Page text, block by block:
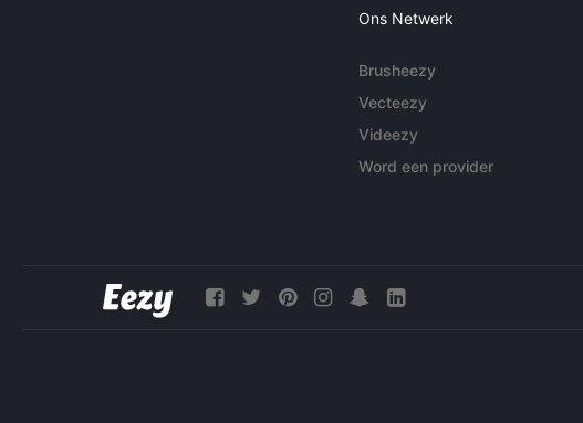
Ons Netwerk
Brusheezy
Vecteezy
Videezy
Word een provider